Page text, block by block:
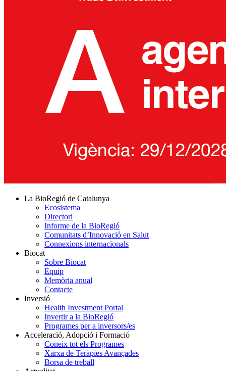
La BioRegió de Catalunya
Ecosistema
Directori
Informe de la BioRegió
Comunitats d’Innovació en Salut
Connexions internacionals
Biocat
Sobre Biocat
Equip
Memòria anual
Contacte
Inversió
Health Investment Portal
Invertir a la BioRegió
Programes per a inversors/es
Acceleració, Adopció i Formació
Coneix tot els Programes
Xarxa de Teràpies Avançades
Borsa de treball